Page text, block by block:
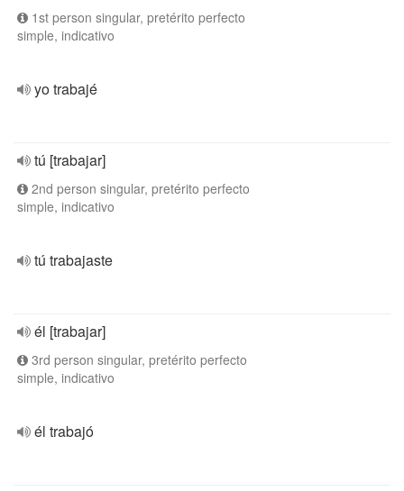
1st person singular, pretérito perfecto
simple, indicativo
yo trabajé
tú [trabajar]
2nd person singular, pretérito perfecto
simple, indicativo
tú trabajaste
él [trabajar]
3rd person singular, pretérito perfecto
simple, indicativo
él trabajó